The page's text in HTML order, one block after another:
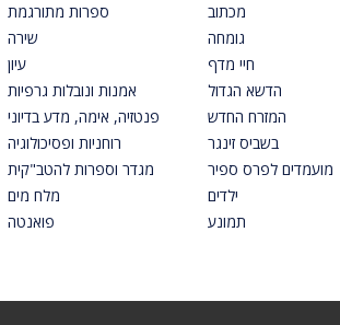
ספרות מתורגמת
שירה
עיון
אמנות ונובלות גרפיות
פנטזיה, אימה, מדע בדיוני
רוחניות ופסיכולוגיה
מגדר וספרות להטב"קית
מלח מים
פואנטה
מכתוב
גומחה
חיי מדף
הדשא הגדול
המזרח החדש
בשביס זינגר
מועמדים לפרס ספיר
ילדים
תמונע